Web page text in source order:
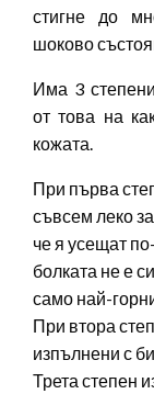
стигне до
шоково
Има 3
от това на
кожата.
При първа
съвсем леко
че я усещат
болката не е
само най-
При втора
изпълнени с
Трета степен